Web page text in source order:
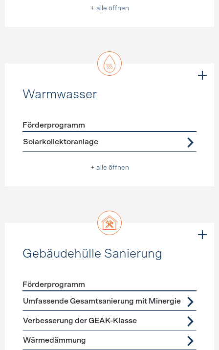
+ alle öffnen
Warmwasser
Förderprogramme
Förderprogramm
Solarkollektoranlage
+ alle öffnen
Gebäudehülle Sanierung
Förderprogramme Gebäudehülle Sanierung
Förderprogramm
Umfassende Gesamtsanierung mit Minergie
Verbesserung der GEAK-Klasse
Wärmedämmung